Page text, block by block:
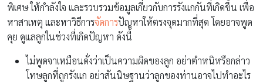
พิเศษ ให้กำลังใจ และรวบรวมข้อมูลเกี่ยวกับการรังแกกันที่เกิดขึ้น เพื่อ
หาสาเหตุ และหาวิธีการจัดการปัญหาให้ตรงจุดมากที่สุด โดยอาจพูด
คุย ดูแลลูกในช่วงที่เกิดปัญหา ดังนี้
ไม่พูดจาเหมือนดั่งว่าเป็นความผิดของลูก อย่าตำหนิหรือกล่าว
โทษลูกที่ถูกรังแก อย่าสันนิษฐานว่าลูกของท่านอาจไปทำอะไร